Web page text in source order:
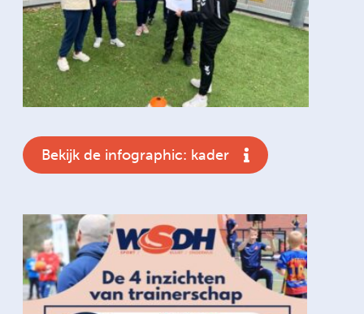
Bekijk de infographic: kader